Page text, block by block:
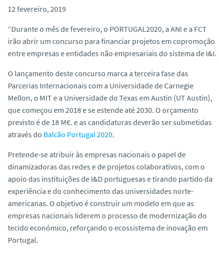
12 fevereiro, 2019
“Durante o mês de fevereiro, o PORTUGAL2020, a ANI e a FCT
irão abrir um concurso para financiar projetos em copromoção
entre empresas e entidades não empresariais do sistema de I&I.
O lançamento deste concurso marca a terceira fase das
Parcerias Internacionais com a Universidade de Carnegie
Mellon, o MIT e a Universidade do Texas em Austin (UT Austin),
que começou em 2018 e se estende até 2030. O orçamento
previsto é de 18 M€. e as candidaturas deverão ser submetidas
através do Balcão Portugal 2020.
Pretende-se atribuir às empresas nacionais o papel de
dinamizadoras das redes e de projetos colaborativos, com o
apoio das instituições de I&D portuguesas e tirando partido da
experiência e do conhecimento das universidades norte-
americanas. O objetivo é construir um modelo em que as
empresas nacionais liderem o processo de modernização do
tecido económico, reforçando o ecossistema de inovação em
Portugal.